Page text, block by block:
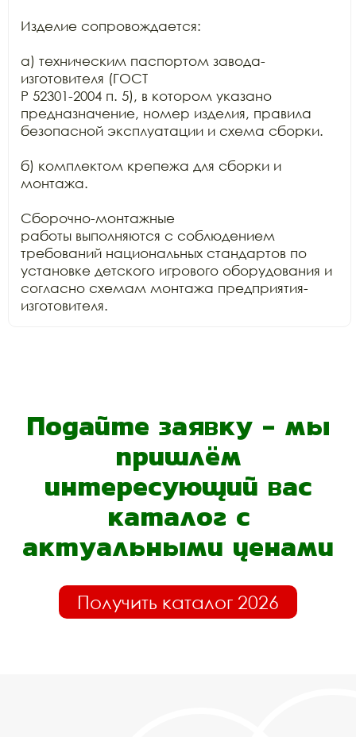
Изделие сопровождается:
а) техническим паспортом завода-
изготовителя (ГОСТ
Р 52301-2004 п. 5), в котором указано
предназначение, номер изделия, правила
безопасной эксплуатации и схема сборки.
б) комплектом крепежа для сборки и
монтажа.
Сборочно-монтажные
работы выполняются с соблюдением
требований национальных стандартов по
установке детского игрового оборудования и
согласно схемам монтажа предприятия-
изготовителя.
Подайте заявку - мы
пришлём
интересующий вас
каталог с
актуальными ценами
Получить каталог 2026